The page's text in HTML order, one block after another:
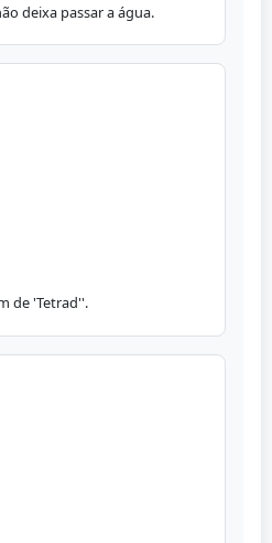
deixa passar a água.
de 'Tetrad''.